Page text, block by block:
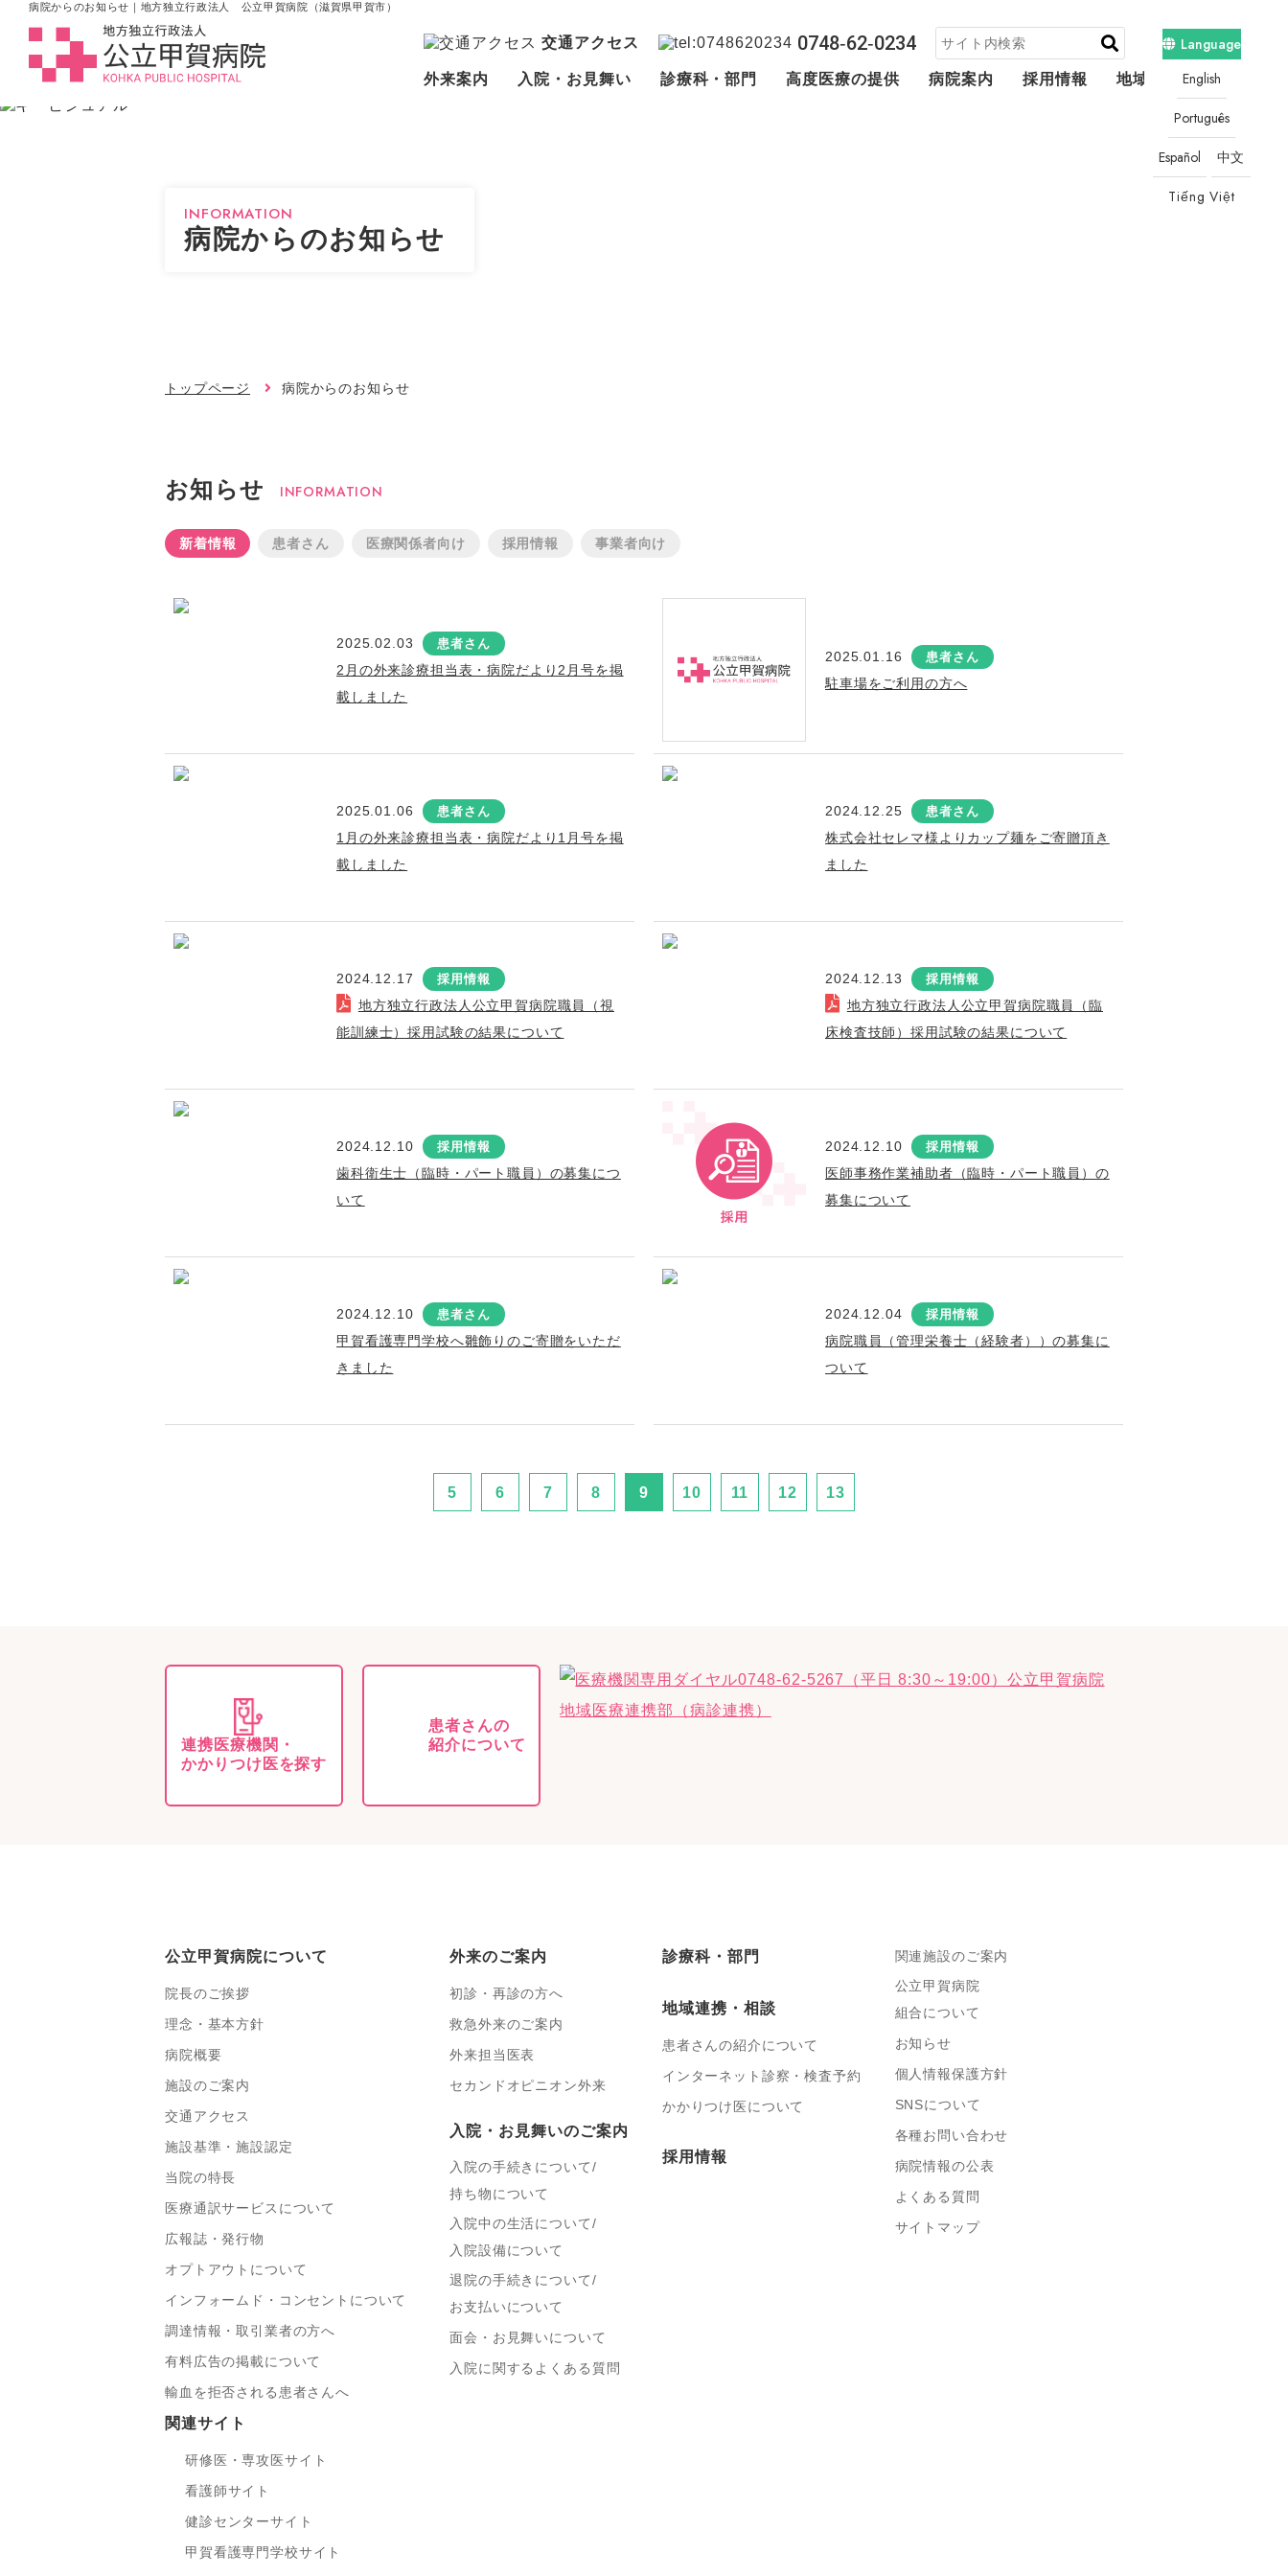
病院からのお知らせ｜地方独立行政法人 公立甲賀病院（滋賀県甲賀市）
交通アクセス 0748‐62‐0234
Language
English
Português
Español 中文
Tiếng Việt
外来案内 入院・お見舞い 診療科・部門 高度医療の提供 病院案内 採用情報 地域連携・相談
INFORMATION
病院からのお知らせ
トップページ 病院からのお知らせ
お知らせ INFORMATION
新着情報 患者さん 医療関係者向け 採用情報 事業者向け
2025.02.03 患者さん
2月の外来診療担当表・病院だより2月号を掲
載しました
2025.01.16 患者さん
駐車場をご利用の方へ
2025.01.06 患者さん
1月の外来診療担当表・病院だより1月号を掲
載しました
2024.12.25 患者さん
株式会社セレマ様よりカップ麺をご寄贈頂き
ました
2024.12.17 採用情報
地方独立行政法人公立甲賀病院職員（視
能訓練士）採用試験の結果について
2024.12.13 採用情報
地方独立行政法人公立甲賀病院職員（臨
床検査技師）採用試験の結果について
2024.12.10 採用情報
歯科衛生士（臨時・パート職員）の募集につ
いて
2024.12.10 採用情報
医師事務作業補助者（臨時・パート職員）の
募集について
2024.12.10 患者さん
甲賀看護専門学校へ雛飾りのご寄贈をいただ
きました
2024.12.04 採用情報
病院職員（管理栄養士（経験者））の募集に
ついて
5 6 7 8 9 10 11 12 13
連携医療機関・
かかりつけ医を探す
患者さんの
紹介について
公立甲賀病院について
院長のご挨拶
理念・基本方針
病院概要
施設のご案内
交通アクセス
施設基準・施設認定
当院の特長
医療通訳サービスについて
広報誌・発行物
オプトアウトについて
インフォームド・コンセントについて
調達情報・取引業者の方へ
有料広告の掲載について
輸血を拒否される患者さんへ
外来のご案内
初診・再診の方へ
救急外来のご案内
外来担当医表
セカンドオピニオン外来
入院・お見舞いのご案内
入院の手続きについて/
持ち物について
入院中の生活について/
入院設備について
退院の手続きについて/
お支払いについて
面会・お見舞いについて
入院に関するよくある質問
診療科・部門
地域連携・相談
患者さんの紹介について
インターネット診察・検査予約
かかりつけ医について
採用情報
関連施設のご案内
公立甲賀病院
組合について
お知らせ
個人情報保護方針
SNSについて
各種お問い合わせ
病院情報の公表
よくある質問
サイトマップ
関連サイト
研修医・専攻医サイト
看護師サイト
健診センターサイト
甲賀看護専門学校サイト